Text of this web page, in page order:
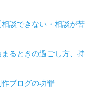
談できない・相談が苦
るときの過ごし方、持
ブログの功罪